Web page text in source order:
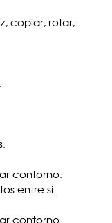
copiar, rotar,
contorno.
entre si.
contorno.